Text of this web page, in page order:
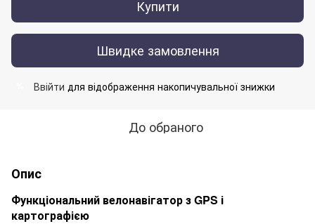
Купити
Швидке замовлення
Ввійти для відображення накопичувальної знижки
До обраного
Опис
Функціональний велонавігатор з GPS і
картографією